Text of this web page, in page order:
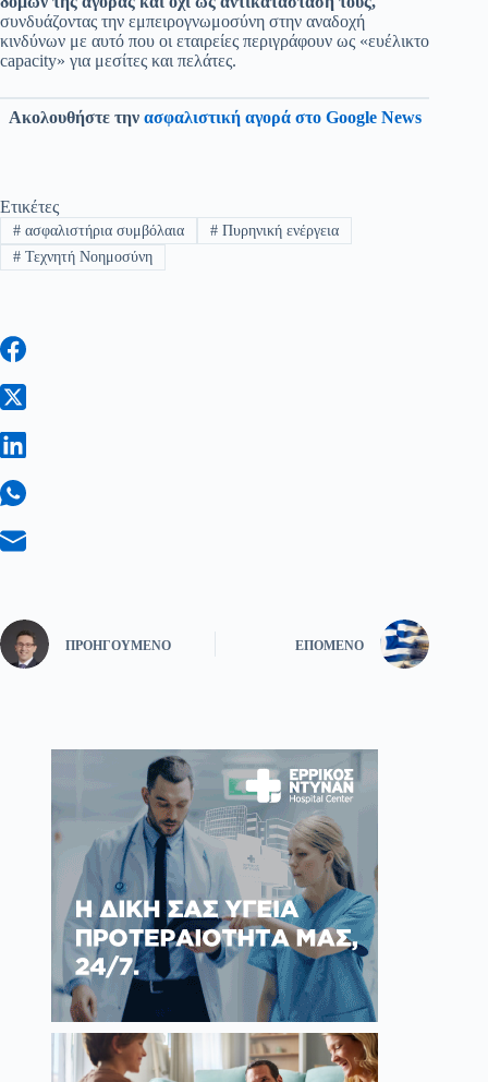
συνδυάζοντας την εμπειρογνωμοσύνη στην αναδοχή
κινδύνων με αυτό που οι εταιρείες περιγράφουν ως «ευέλικτο
capacity» για μεσίτες και πελάτες.
Ακολουθήστε την ασφαλιστική αγορά στο Google News
Ετικέτες
#ασφαλιστήρια συμβόλαια #Πυρηνική ενέργεια
#Τεχνητή Νοημοσύνη
ΠΡΟΗΓΟΎΜΕΝΟ ΕΠΌΜΕΝΟ